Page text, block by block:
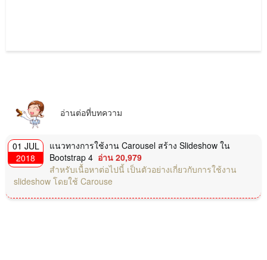
อ่านต่อที่บทความ
01 JUL
2018
แนวทางการใช้งาน Carousel สร้าง Slideshow ใน
Bootstrap 4 อ่าน 20,979
สำหรับเนื้อหาต่อไปนี้ เป็นตัวอย่างเกี่ยวกับการใช้งาน
slideshow โดยใช้ Carouse